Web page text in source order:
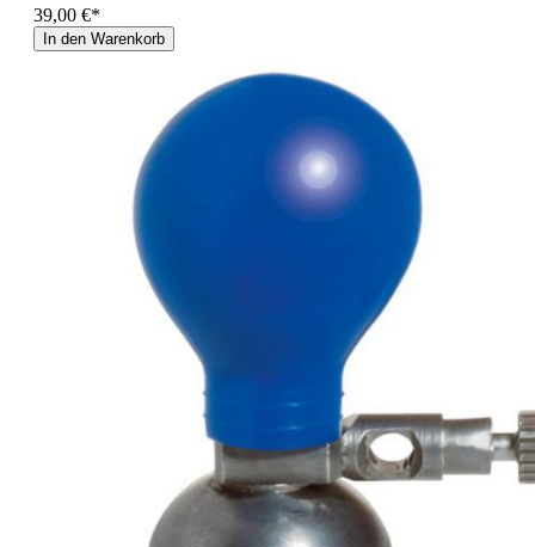
39,00 €*
In den Warenkorb